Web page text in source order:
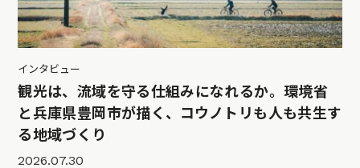
インタビュー
観光は、流域を守る仕組みになれるか。環境省
と兵庫県豊岡市が描く、コウノトリも人も共生す
る地域づくり
2026.07.30